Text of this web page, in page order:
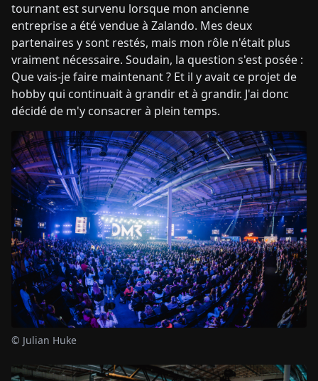
tournant est survenu lorsque mon ancienne
entreprise a été vendue à Zalando. Mes deux
partenaires y sont restés, mais mon rôle n'était plus
vraiment nécessaire. Soudain, la question s'est posée :
Que vais-je faire maintenant ? Et il y avait ce projet de
hobby qui continuait à grandir et à grandir. J'ai donc
décidé de m'y consacrer à plein temps.
© Julian Huke